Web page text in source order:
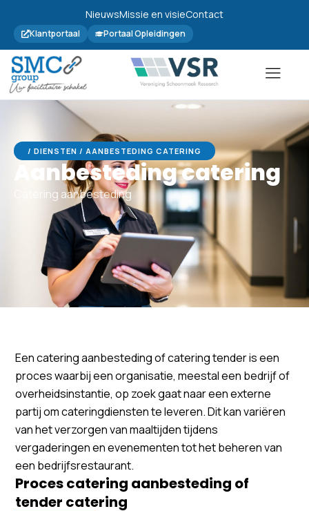
NieuwsMissie en visieContact
Klantportaal Portaal Opleidingen
/ DIENSTEN / AANBESTEDING CATERING
Aanbesteding catering
Catering aanbesteding
Een catering aanbesteding of catering tender is een
proces waarbij een organisatie, meestal een bedrijf of
overheidsinstantie, op zoek gaat naar een externe
partij om cateringdiensten te leveren. Dit kan variëren
van het verzorgen van maaltijden tijdens
vergaderingen en evenementen tot het beheren van
een bedrijfsrestaurant.
Proces catering aanbesteding of
tender catering